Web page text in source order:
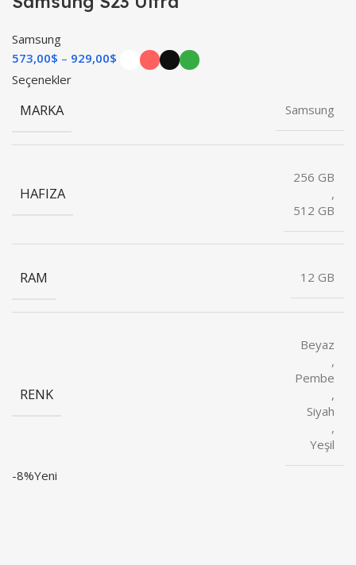
Samsung
573,00$ 929,00$
Seçenekler
MARKA Samsung
HAFIZA
256 GB
,
512 GB
RAM 12 GB
RENK
Beyaz
,
Pembe
,
Siyah
,
Yeşil
-8%Yeni